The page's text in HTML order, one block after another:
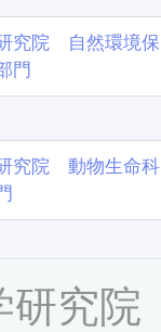
究院 自然環境保
門
究院 動物生命科
研究院